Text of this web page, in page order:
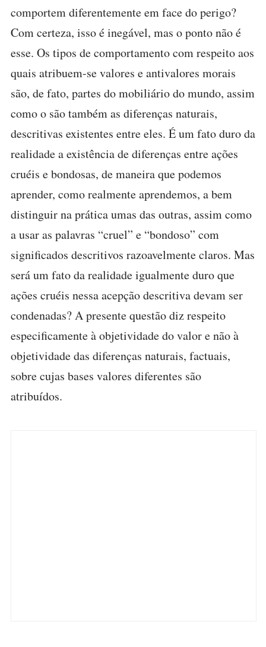
comportem diferentemente em face do perigo?
Com certeza, isso é inegável, mas o ponto não é
esse. Os tipos de comportamento com respeito aos
quais atribuem-se valores e antivalores morais
são, de fato, partes do mobiliário do mundo, assim
como o são também as diferenças naturais,
descritivas existentes entre eles. É um fato duro da
realidade a existência de diferenças entre ações
cruéis e bondosas, de maneira que podemos
aprender, como realmente aprendemos, a bem
distinguir na prática umas das outras, assim como
a usar as palavras “cruel” e “bondoso” com
significados descritivos razoavelmente claros. Mas
será um fato da realidade igualmente duro que
ações cruéis nessa acepção descritiva devam ser
condenadas? A presente questão diz respeito
especificamente à objetividade do valor e não à
objetividade das diferenças naturais, factuais,
sobre cujas bases valores diferentes são
atribuídos.